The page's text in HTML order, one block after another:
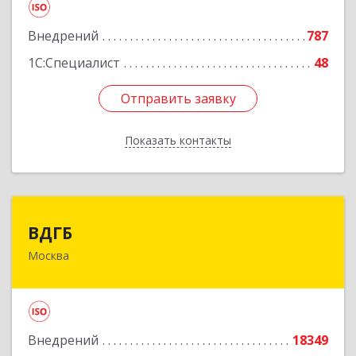
Внедрений
787
1С:Специалист
48
Отправить заявку
Показать контакты
Отправить заявку
Назад
ВДГБ
Москва
Внедрений 18349
119180, Москва г, Большая Полянка ул, дом №